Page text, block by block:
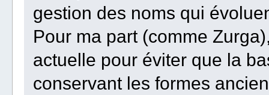
gestion des noms qui
Pour ma part (comme
actuelle pour éviter que la
conservant les formes